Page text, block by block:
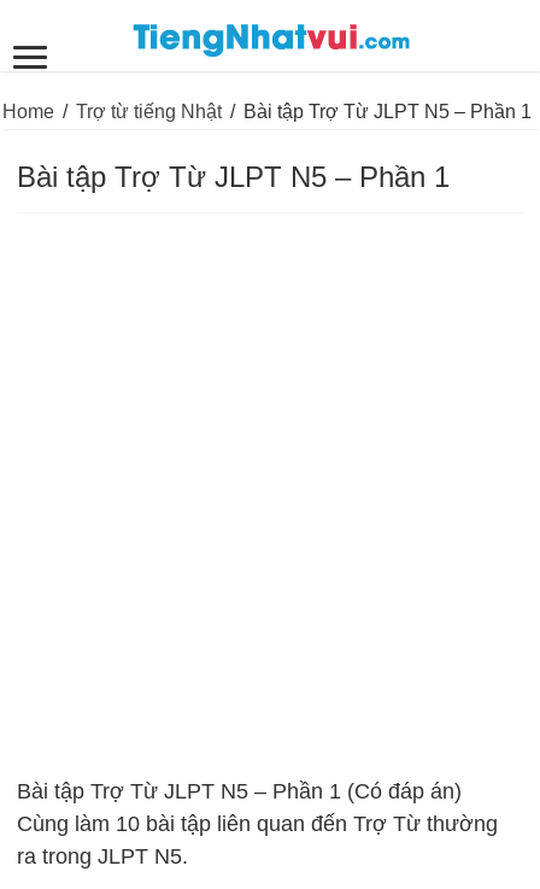
Home / Trợ từ tiếng Nhật / Bài tập Trợ Từ JLPT N5 – Phần 1
Bài tập Trợ Từ JLPT N5 – Phần 1
Bài tập Trợ Từ JLPT N5 – Phần 1 (Có đáp án)
Cùng làm 10 bài tập liên quan đến Trợ Từ thường
ra trong JLPT N5.